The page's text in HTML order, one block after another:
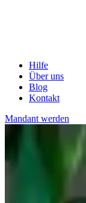
Hilfe
Über uns
Blog
Kontakt
Mandant werden